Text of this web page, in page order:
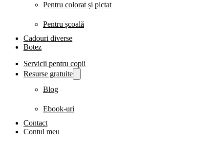
Pentru colorat și pictat
Pentru școală
Cadouri diverse
Botez
Servicii pentru copii
Resurse gratuite
Blog
Ebook-uri
Contact
Contul meu